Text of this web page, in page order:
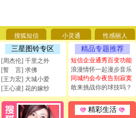
搜狐短信 小灵通 性感丽人
三星图铃专区
[周杰伦] 千里之外
[誓 言] 求佛
[王力宏] 大城小爱
[王心凌] 花的嫁纱
精品专题推荐
短信企业通秀百变功能
浪漫情怀一起漫步音乐
同城约会今夜告别寂寞
敢来挑战你的球技吗？
精彩生活